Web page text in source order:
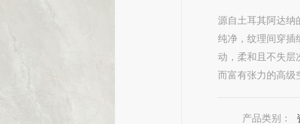
源自土耳其阿达纳
纯净，纹理间穿插
动，柔和且不失层
而富有张力的高级
产品类别：